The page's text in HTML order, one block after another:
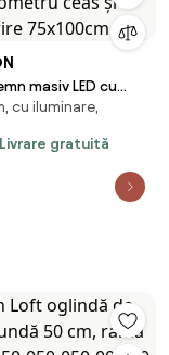
masiv LED cu
ceas și dezaburire
cu iluminare,
Livrare gratuită